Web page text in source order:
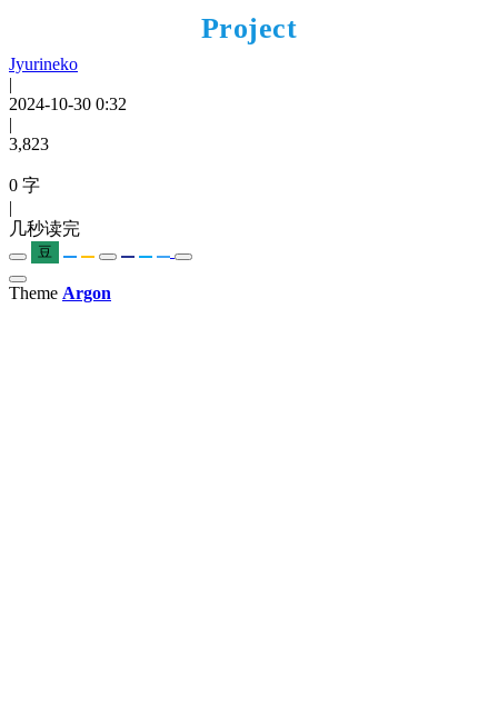
Project
Jyurineko
|
2024-10-30 0:32
|
3,823
0 字
|
几秒读完
豆
Theme Argon